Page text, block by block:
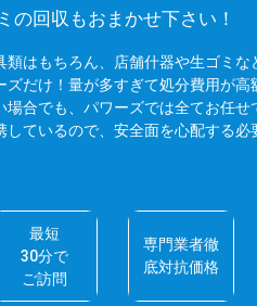
の回収もおまかせ下さい！
はもちろん、店舗什器や生ゴミな
だけ！量が多すぎて処分費用が高
合でも、パワーズでは全てお任せ
ているので、安全面を心配する必
最短
30分で
ご訪問
専門業者徹
底対抗価格